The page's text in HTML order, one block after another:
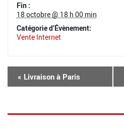
Fin :
18 octobre @ 18 h 00 min
Catégorie d’Évènement:
Vente Internet
« Livraison à Paris